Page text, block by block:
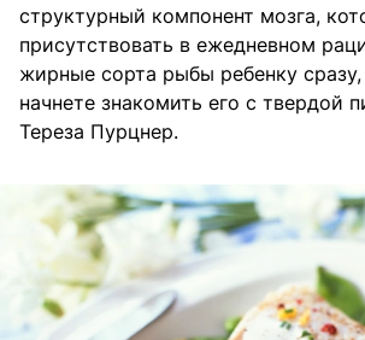
структурный компонент мозга,
присутствовать в ежедневном
жирные сорта рыбы ребенку сразу,
начнете знакомить его с твердой
Тереза Пурцнер.